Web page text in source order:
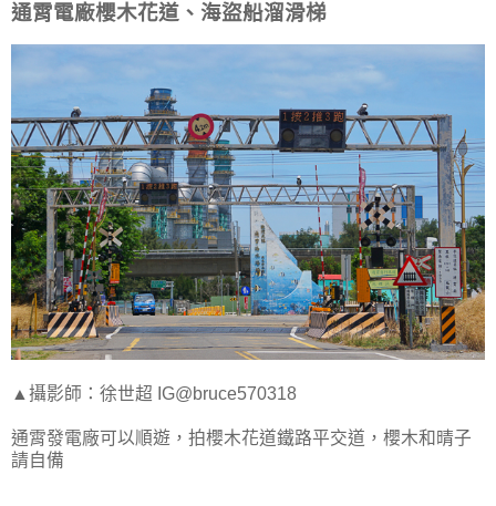
通霄電廠櫻木花道、海盜船溜滑梯
▲攝影師：徐世超 IG@bruce570318
通霄發電廠可以順遊，拍櫻木花道鐵路平交道，櫻木和晴子
請自備